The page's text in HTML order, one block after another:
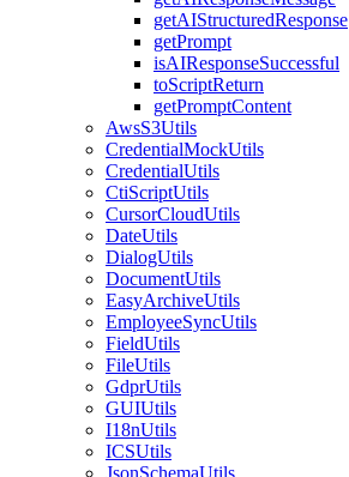
getAIStructuredResponse
getPrompt
isAIResponseSuccessful
toScriptReturn
getPromptContent
AwsS3Utils
CredentialMockUtils
CredentialUtils
CtiScriptUtils
CursorCloudUtils
DateUtils
DialogUtils
DocumentUtils
EasyArchiveUtils
EmployeeSyncUtils
FieldUtils
FileUtils
GdprUtils
GUIUtils
I18nUtils
ICSUtils
JsonSchemaUtils